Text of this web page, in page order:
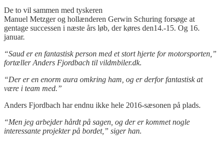
De to vil sammen med tyskeren
Manuel Metzger og hollænderen Gerwin Schuring forsøge at
gentage successen i næste års løb, der køres den14.-15. Og 16.
januar.
“Saud er en fantastisk person med et stort hjerte for motorsporten,”
fortæller Anders Fjordbach til vildmbiler.dk.
“Der er en enorm aura omkring ham, og er derfor fantastisk at
være i team med.”
Anders Fjordbach har endnu ikke hele 2016-sæsonen på plads.
“Men jeg arbejder hårdt på sagen, og der er kommet nogle
interessante projekter på bordet,” siger han.